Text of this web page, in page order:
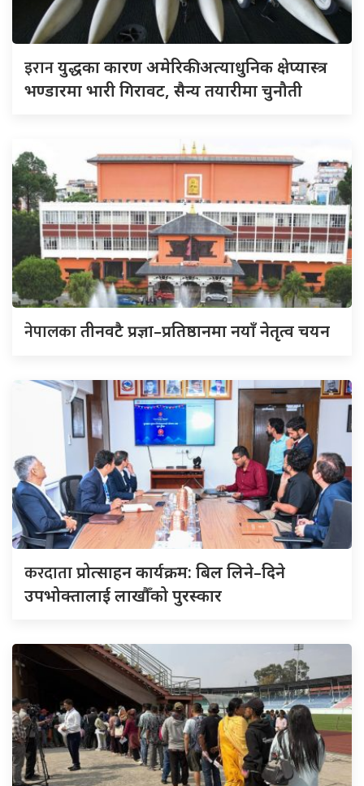
इरानयुद्धका कारण अमेरिकी अत्याधुनिक क्षेप्यास्त्र
भण्डारमा भारी गिरावट, सैन्य तयारीमा चुनौती
नेपालकातीनवटै प्रज्ञा–प्रतिष्ठानमा नयाँ नेतृत्व चयन
करदाताप्रोत्साहन कार्यक्रम: बिल लिने–दिने
उपभोक्तालाई लाखौँको पुरस्कार